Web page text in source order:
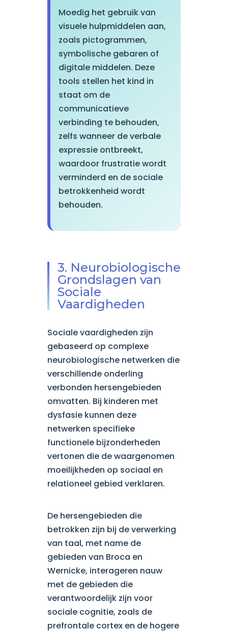
Moedig het gebruik van
visuele hulpmiddelen aan,
zoals pictogrammen,
symbolische gebaren of
digitale middelen. Deze
tools stellen het kind in
staat om de
communicatieve
verbinding te behouden,
zelfs wanneer de verbale
expressie ontbreekt,
waardoor frustratie wordt
verminderd en de sociale
betrokkenheid wordt
behouden.
3. Neurobiologische
Grondslagen van
Sociale
Vaardigheden
Sociale vaardigheden zijn
gebaseerd op complexe
neurobiologische netwerken die
verschillende onderling
verbonden hersengebieden
omvatten. Bij kinderen met
dysfasie kunnen deze
netwerken specifieke
functionele bijzonderheden
vertonen die de waargenomen
moeilijkheden op sociaal en
relationeel gebied verklaren.
De hersengebieden die
betrokken zijn bij de verwerking
van taal, met name de
gebieden van Broca en
Wernicke, interageren nauw
met de gebieden die
verantwoordelijk zijn voor
sociale cognitie, zoals de
prefrontale cortex en de hogere